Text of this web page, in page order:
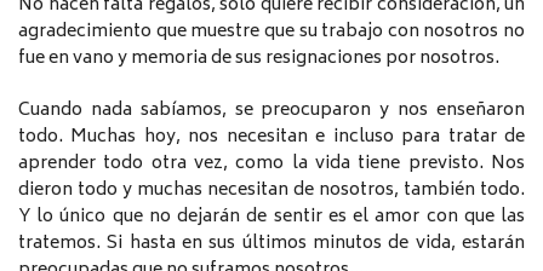
agradecimiento que muestre que su trabajo con nosotros no
fue en vano y memoria de sus resignaciones por nosotros.
Cuando nada sabíamos, se preocuparon y nos enseñaron
todo. Muchas hoy, nos necesitan e incluso para tratar de
aprender todo otra vez, como la vida tiene previsto. Nos
dieron todo y muchas necesitan de nosotros, también todo.
Y lo único que no dejarán de sentir es el amor con que las
tratemos. Si hasta en sus últimos minutos de vida, estarán